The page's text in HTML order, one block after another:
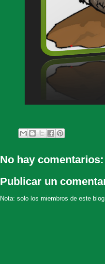
No hay comentarios:
Publicar un
Nota: solo los miembros de este